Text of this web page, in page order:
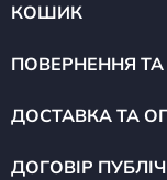
КОШИК
ПОВЕРНЕННЯ
ДОСТАВКА ТА
ДОГОВІР